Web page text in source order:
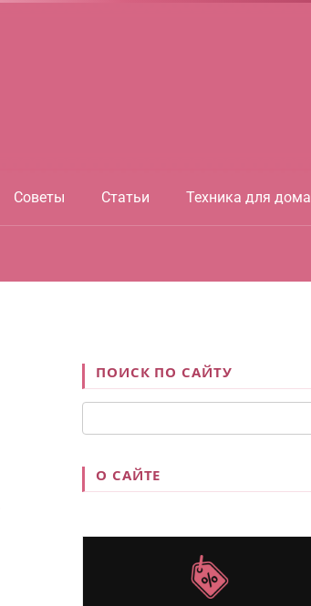
Советы Статьи Техника для дома
ПОИСК ПО САЙТУ
О САЙТЕ